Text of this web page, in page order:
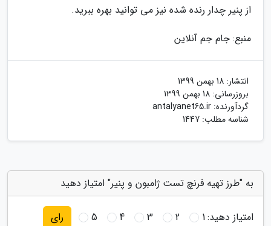
از پنیر چدار رنده شده نیز می توانید بهره ببرید.
منبع: جام جم آنلاین
انتشار: 18 بهمن 1399
بروزرسانی: 18 بهمن 1399
گردآورنده: antalyanet65.ir
شناسه مطلب: 1447
به "طرز تهیه فرنچ تست ژامبون و پنیر" امتیاز دهید
امتیاز دهید:1
2
3
4
5 رای